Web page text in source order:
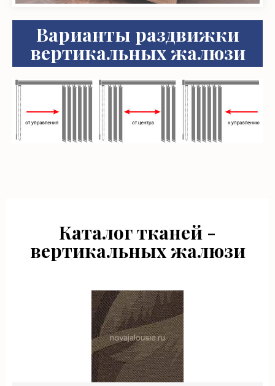
Варианты раздвижки
вертикальных жалюзи
вертикальных жалюзи
рио шоколад